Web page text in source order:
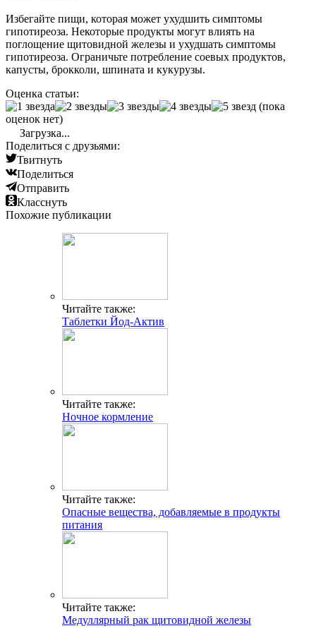
Избегайте пищи, которая может ухудшить симптомы
гипотиреоза. Некоторые продукты могут влиять на
поглощение щитовидной железы и ухудшать симптомы
гипотиреоза. Ограничьте потребление соевых продуктов,
капусты, брокколи, шпината и кукурузы.
Оценка статьи:
(пока
оценок нет)
Загрузка...
Поделиться с друзьями:
Твитнуть
Поделиться
Отправить
Класснуть
Похожие публикации
Читайте также:
Таблетки Йод-Актив
Читайте также:
Ночное кормление
Читайте также:
Опасные вещества, добавляемые в продукты
питания
Читайте также:
Медуллярный рак щитовидной железы